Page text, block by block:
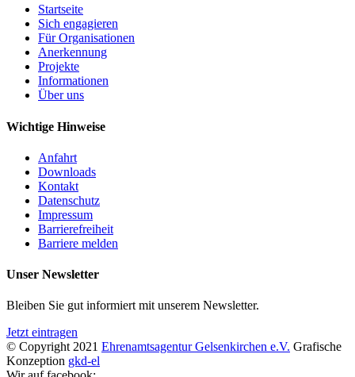
Startseite
Sich engagieren
Für Organisationen
Anerkennung
Projekte
Informationen
Über uns
Wichtige Hinweise
Anfahrt
Downloads
Kontakt
Datenschutz
Impressum
Barrierefreiheit
Barriere melden
Unser Newsletter
Bleiben Sie gut informiert mit unserem Newsletter.
Jetzt eintragen
© Copyright 2021 Ehrenamtsagentur Gelsenkirchen e.V. Grafische
Konzeption gkd-el